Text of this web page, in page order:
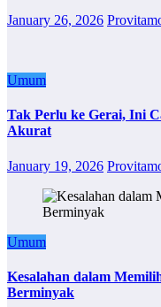
January 26, 2026
Umum
Tak Perlu ke Gerai, Ini
Akurat
January 19, 2026
Umum
Kesalahan dalam
Berminyak